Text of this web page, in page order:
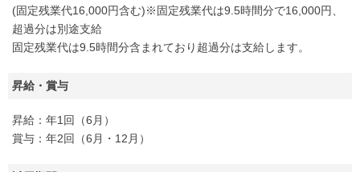
(固定残業代16,000円含む)※固定残業代は9.5時間分で16,000円、
超過分は別途支給
固定残業代は9.5時間分含まれており超過分は支給します。
昇給・賞与
昇給：年1回（6月）
賞与：年2回（6月・12月）